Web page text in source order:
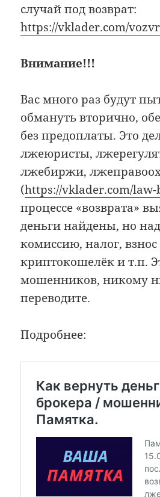
случай под возврат:
https://vklader.com/
Внимание!!!
Вас много раз будут
обмануть вторично,
без предоплаты. Это
лжеюристы,
лжебиржи,
(https://vklader.com/
процессе «возврата»
деньги найдены, но
комиссию, налог, взнос
криптокошелёк и т.п.
мошенников, никому
переводите.
Подробнее: